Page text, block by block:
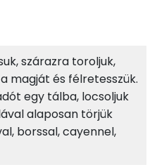
11%
Zsír
75 kcal
100
grammban
11%
Zsír
77%
Víz
szárazra toroljuk,
magját és félretesszük.
egy tálba, locsoljuk
alaposan törjük
borssal, cayennel,